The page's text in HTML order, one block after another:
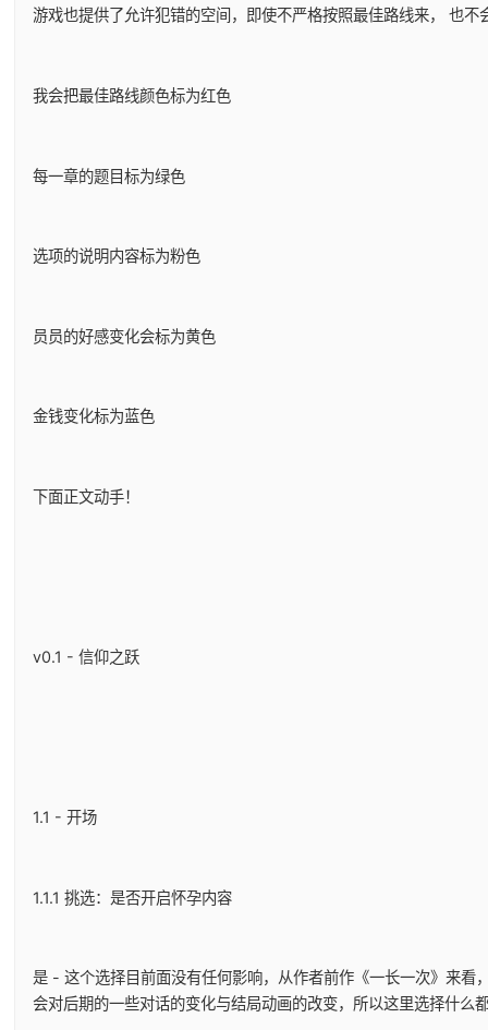
游戏也提供了允许犯错的空间，即使不严格按照最佳路线来， 也不
我会把最佳路线颜色标为红色
每一章的题目标为绿色
选项的说明内容标为粉色
员员的好感变化会标为黄色
金钱变化标为蓝色
下面正文动手！
v0.1 - 信仰之跃
1.1 - 开场
1.1.1 挑选：是否开启怀孕内容
是 - 这个选择目前面没有任何影响，从作者前作《一长一次》来看
会对后期的一些对话的变化与结局动画的改变，所以这里选择什么